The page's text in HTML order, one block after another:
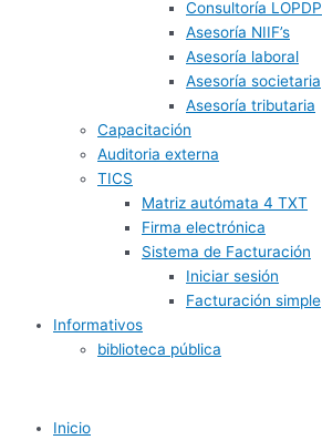
Consultoría LOPDP
Asesoría NIIF’s
Asesoría laboral
Asesoría societaria
Asesoría tributaria
Capacitación
Auditoria externa
TICS
Matriz autómata 4 TXT
Firma electrónica
Sistema de Facturación
Iniciar sesión
Facturación simple
Informativos
biblioteca pública
Inicio